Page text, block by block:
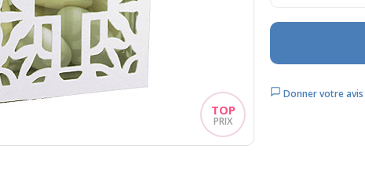
Donner votre avis